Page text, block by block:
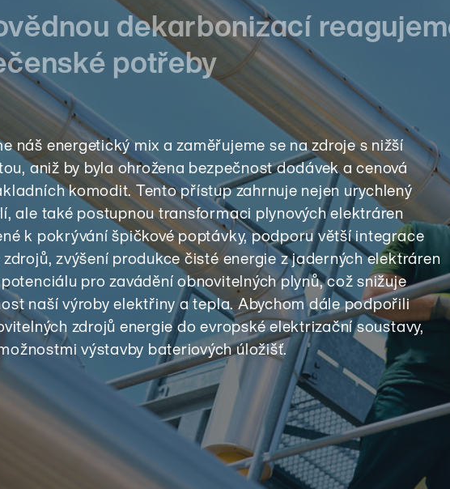
dekarbonizací
potřeby
náš energetický mix a zaměřujeme se na zdroje s nižší
aniž by byla ohrožena bezpečnost dodávek a cenová
komodit. Tento přístup zahrnuje nejen urychlený
ale také postupnou transformaci plynových elektráren
k pokrývání špičkové poptávky, podporu větší integrace
zvýšení produkce čisté energie z jaderných elektráren
pro zavádění obnovitelných plynů, což snižuje
naší výroby elektřiny a tepla. Abychom dále podpořili
zdrojů energie do evropské elektrizační soustavy,
výstavby bateriových úložišť.